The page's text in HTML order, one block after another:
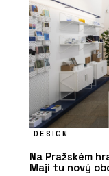
DESIGN
Na Pražském
Mají tu nový